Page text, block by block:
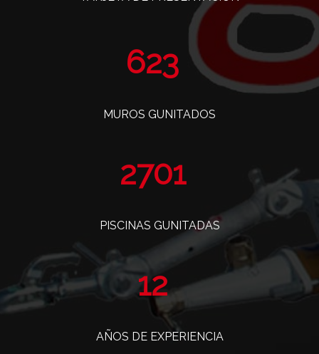
773
MUROS GUNITADOS
3352
PISCINAS GUNITADAS
14
AÑOS DE EXPERIENCIA